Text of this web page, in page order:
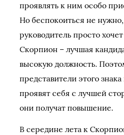
проявлять к ним особо
Но беспокоиться не нужно,
руководитель просто
Скорпион – лучшая
высокую должность.
представители этого
проявят себя с лучшей
они получат повышение.
В середине лета к